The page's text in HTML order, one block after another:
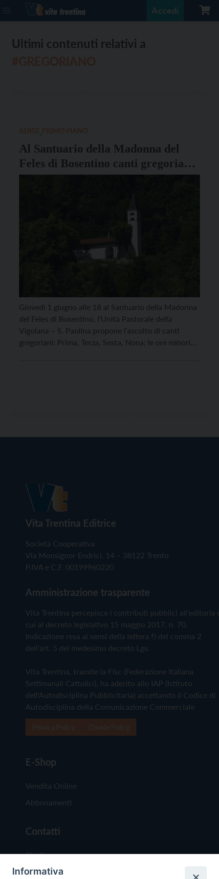
Accedi
Ultimi contenuti relativi a
,
Al Santuario della Madonna del
Feles di Bosentino canti gregoriani
“benedettini”
Giovedì 1 giugno alle 18 al Santuario della Madonna
del Feles di Bosentino, l’Unità Pastorale della
Vigolana – S. Paolina propone l’ascolto di canti
gregoriani: Prima, Terza, Sesta, Nona; le ore minori
Vita Trentina Editrice
Società Cooperativa
Via Monsignor Endrici, 14 – 38122 Trento
P.IVA e C.F. 00199960220
Amministrazione trasparente
Vita Trentina percepisce i contributi pubblici all'editoria
cui al decreto legislativo 15 maggio 2017, n. 70.
Indicazione resa ai sensi della lettera f) del comma 2
dell'art. 5 del medesimo decreto Lgs.
Vita Trentina, tramite la Fisc (Federazione Italiana
Settimanali Cattolici), ha aderito allo IAP (Istituto
dell'Autodisciplina Pubblicitaria) accettando il Codice di
Autodisciplina della Comunicazione Commerciale
E-Shop
Vendita Online
Abbonamenti
Contatti
Chi Siamo
Redazione
Informativa